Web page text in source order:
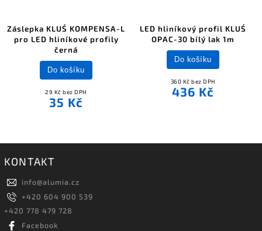
Záslepka KLUŚ KOMPENSA-L
pro LED hliníkové profily
černá
29 Kč bez DPH
35 Kč
Do košíku
LED hliníkový profil KLUŚ
OPAC-30 bílý lak 1m
360 Kč bez DPH
436 Kč
Do košíku
KONTAKT
info@alumia.cz
+420 604 900 539
+420 778 479 728
Facebook